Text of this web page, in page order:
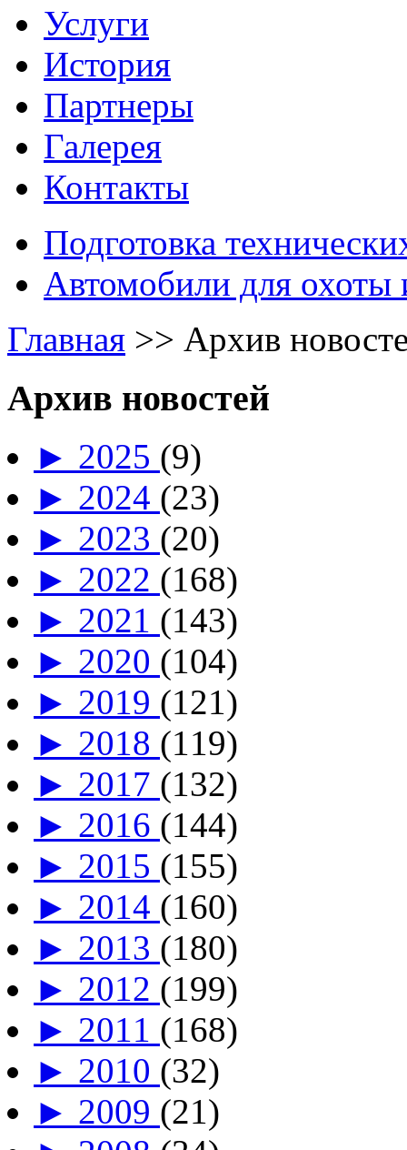
Услуги
История
Партнеры
Галерея
Контакты
Подготовка
Автомобили для охоты
Главная >> Архив
Архив новостей
► 2025 (9)
► 2024 (23)
► 2023 (20)
► 2022 (168)
► 2021 (143)
► 2020 (104)
► 2019 (121)
► 2018 (119)
► 2017 (132)
► 2016 (144)
► 2015 (155)
► 2014 (160)
► 2013 (180)
► 2012 (199)
► 2011 (168)
► 2010 (32)
► 2009 (21)